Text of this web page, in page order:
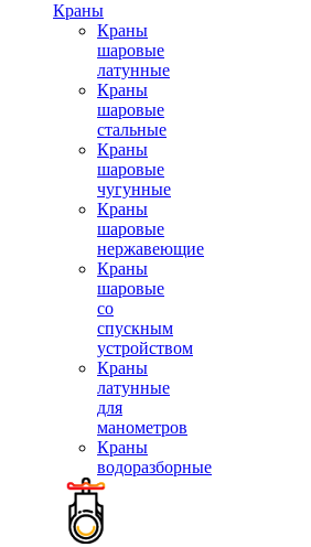
Краны
Краны
шаровые
латунные
Краны
шаровые
стальные
Краны
шаровые
чугунные
Краны
шаровые
нержавеющие
Краны
шаровые
со
спускным
устройством
Краны
латунные
для
манометров
Краны
водоразборные